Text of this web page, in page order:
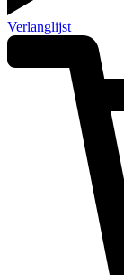
Verlanglijst